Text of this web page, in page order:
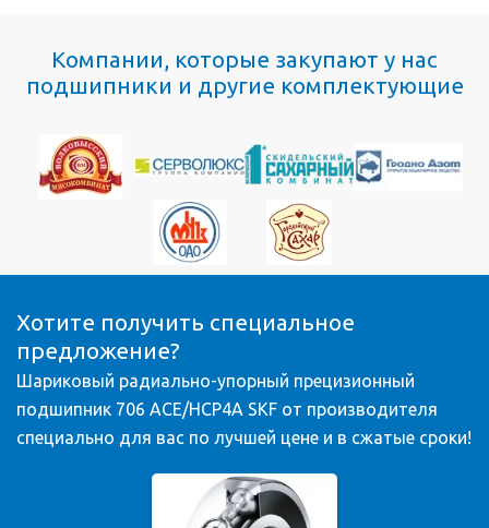
Компании, которые закупают у нас
подшипники и другие комплектующие
Хотите получить специальное
предложение?
Шариковый радиально-упорный прецизионный
подшипник 706 ACE/HCP4A SKF от производителя
специально для вас по лучшей цене и в сжатые сроки!